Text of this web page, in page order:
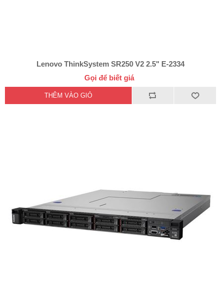
Lenovo ThinkSystem SR250 V2 2.5" E-2334
Gọi để biết giá